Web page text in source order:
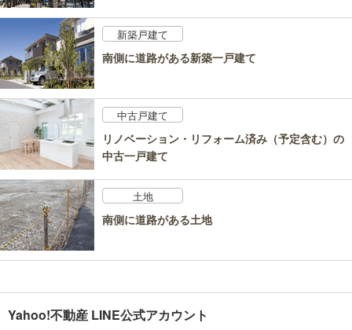
新築戸建て
南側に道路がある新築一戸建て
中古戸建て
リノベーション・リフォーム済み（予定含む）の
中古一戸建て
土地
南側に道路がある土地
Yahoo!不動産 LINE公式アカウント